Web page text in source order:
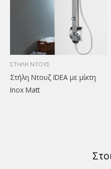
ΣΤΗΛΗ ΝΤΟΥΣ
Στήλη Ντουζ IDEA με μίκτη
Inox Matt